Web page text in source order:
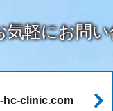
気軽にお問
hc-clinic.com